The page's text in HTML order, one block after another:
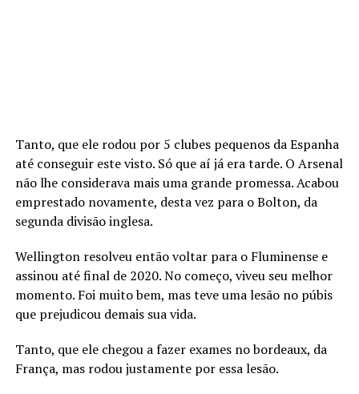
Tanto, que ele rodou por 5 clubes pequenos da Espanha
até conseguir este visto. Só que aí já era tarde. O Arsenal
não lhe considerava mais uma grande promessa. Acabou
emprestado novamente, desta vez para o Bolton, da
segunda divisão inglesa.
Wellington resolveu então voltar para o Fluminense e
assinou até final de 2020. No começo, viveu seu melhor
momento. Foi muito bem, mas teve uma lesão no púbis
que prejudicou demais sua vida.
Tanto, que ele chegou a fazer exames no bordeaux, da
França, mas rodou justamente por essa lesão.